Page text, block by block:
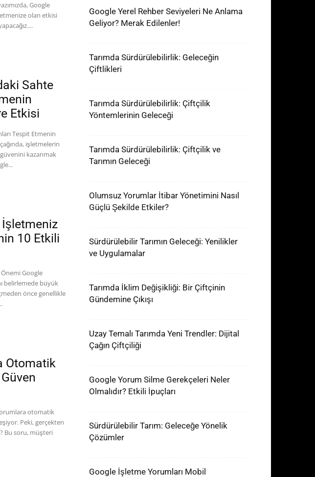
Google
olan etkisi
Sahte
Etkisi
Tespit Etmenin
işletmelerin
kazanmak
İşletmeniz
10 Etkili
Google
belirlemede büyük
önce genellikle
Otomatik
otomatik
Peki, gerçekten
Bu soru, müşteri
Google Yerel Rehber Seviyeleri Ne Anlama
Geliyor? Merak Edilenler!
Tarımda Sürdürülebilirlik: Geleceğin
Çiftlikleri
Tarımda Sürdürülebilirlik: Çiftçilik
Yöntemlerinin Geleceği
Tarımda Sürdürülebilirlik: Çiftçilik ve
Tarımın Geleceği
Olumsuz Yorumlar İtibar Yönetimini Nasıl
Güçlü Şekilde Etkiler?
Sürdürülebilir Tarımın Geleceği: Yenilikler
ve Uygulamalar
Tarımda İklim Değişikliği: Bir Çiftçinin
Gündemine Çıkışı
Uzay Temalı Tarımda Yeni Trendler: Dijital
Çağın Çiftçiliği
Google Yorum Silme Gerekçeleri Neler
Olmalıdır? Etkili İpuçları
Sürdürülebilir Tarım: Geleceğe Yönelik
Çözümler
Google İşletme Yorumları Mobil